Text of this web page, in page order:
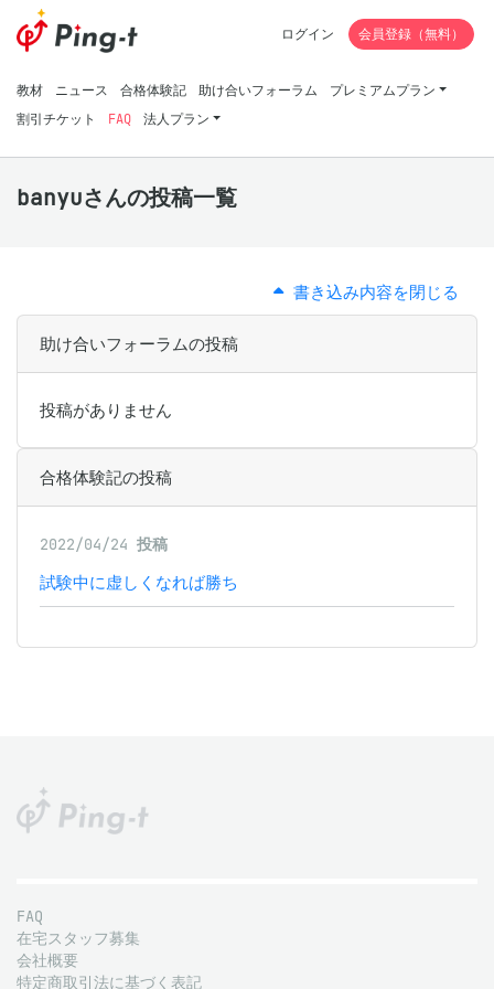
教材 ニュース 合格体験記 助け合いフォーラム
プレミアムプラン
割引チケット
FAQ 法人プラン
ログイン 会員登録（無料）
banyuさんの投稿一覧
書き込み内容を閉じる
助け合いフォーラムの投稿
投稿がありません
合格体験記の投稿
2022/04/24 投稿
試験中に虚しくなれば勝ち
FAQ
在宅スタッフ募集
会社概要
特定商取引法に基づく表記